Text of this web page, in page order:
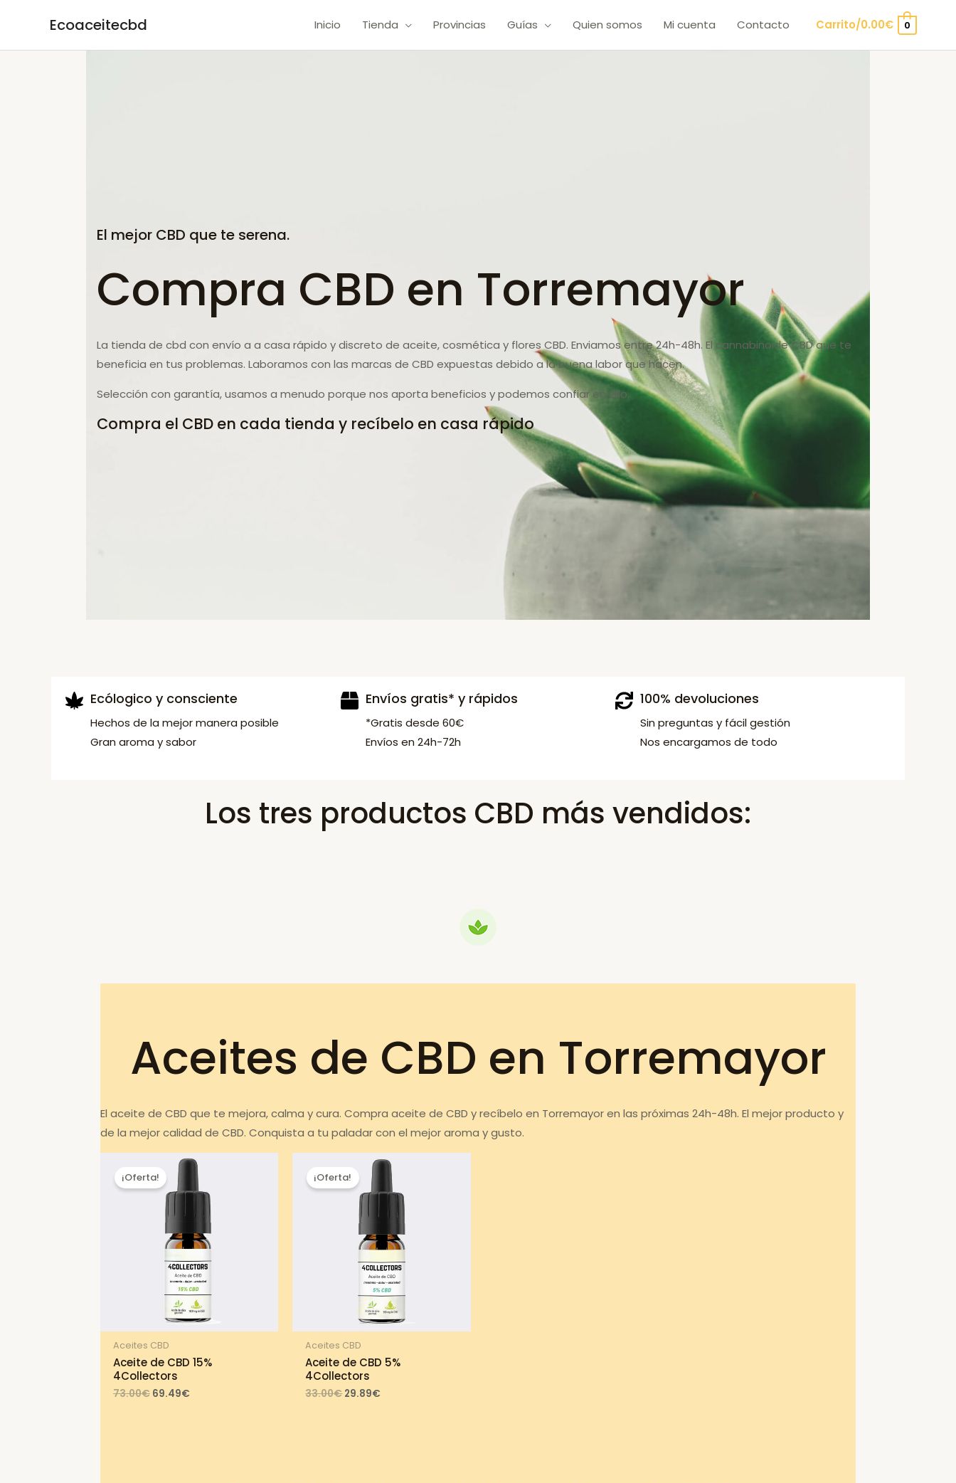
contenido
Ecoaceitecbd Inicio Tienda Provincias Guías Quien somos Mi cuenta Contacto Carrito/0.00€ 0
El mejor CBD que te serena.
Compra CBD en Torremayor
La tienda de cbd con envío a a casa rápido y discreto de aceite, cosmética y flores CBD. Enviamos entre 24h-48h. El cannabinoide CBD que te
beneficia en tus problemas. Laboramos con las marcas de CBD expuestas debido a la buena labor que hacen.
Selección con garantía, usamos a menudo porque nos aporta beneficios y podemos confiar en ello.
Compra el CBD en cada tienda y recíbelo en casa rápido
Ecólogico y consciente
Hechos de la mejor manera posible
Gran aroma y sabor
Envíos gratis* y rápidos
*Gratis desde 60€
Envíos en 24h-72h
100% devoluciones
Sin preguntas y fácil gestión
Nos encargamos de todo
Los tres productos CBD más vendidos:
Aceites de CBD en Torremayor
El aceite de CBD que te mejora, calma y cura. Compra aceite de CBD y recíbelo en Torremayor en las próximas 24h-48h. El mejor producto y
de la mejor calidad de CBD. Conquista a tu paladar con el mejor aroma y gusto.
¡Oferta!
Aceites CBD
Aceite de CBD 15%
4Collectors
73.00€ Original
69.49€Current
¡Oferta!
Aceites CBD
Aceite de CBD 5%
4Collectors
33.00€Original
29.89€